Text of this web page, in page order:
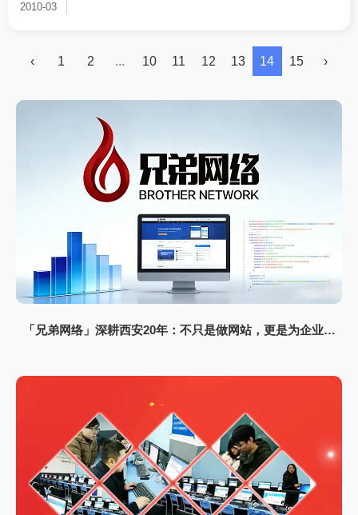
2010-03
‹ 1 2 ... 10 11 12 13 14 15 ›
「兄弟网络」深耕西安20年：不只是做网站，更是为企业打